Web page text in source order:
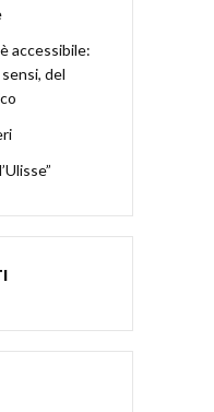
accessibile:
del